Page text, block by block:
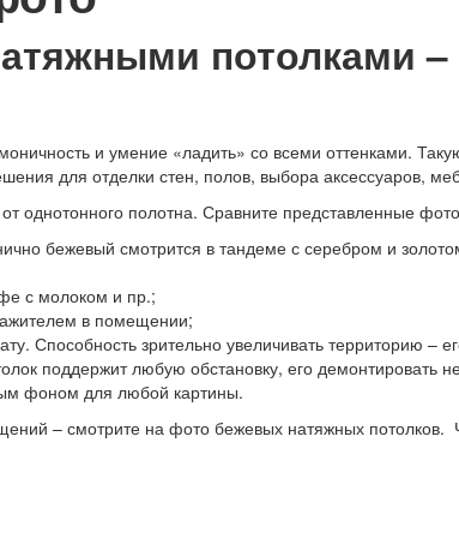
потолками
и умение «ладить» со всеми оттенками.
для отделки стен, полов, выбора аксессуаров,
однотонного полотна. Сравните представленные
бежевый смотрится в тандеме с серебром и
с молоком и пр.;
в помещении;
Способность зрительно увеличивать территорию –
поддержит любую обстановку, его демонтировать
фоном для любой картины.
– смотрите на фото бежевых натяжных потолков.